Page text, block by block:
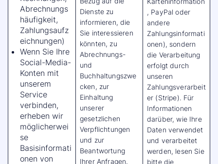
Abrechnungs
häufigkeit,
Zahlungsaufz
eichnungen)
Wenn Sie Ihre
Social-Media-
Konten mit
unserem
Service
verbinden,
erheben wir
möglicherwei
se
Basisinformati
onen von
Dienste zu
informieren, die
Sie interessieren
könnten, zu
Abrechnungs-
und
Buchhaltungszwe
cken, zur
Einhaltung
unserer
gesetzlichen
Verpflichtungen
und zur
Beantwortung
Ihrer Anfragen.
, PayPal oder
andere
Zahlungsinformati
onen), sondern
die Verarbeitung
erfolgt durch
unseren
Zahlungsverarbeit
er (Stripe). Für
Informationen
darüber, wie Ihre
Daten verwendet
und verarbeitet
werden, lesen Sie
bitte die